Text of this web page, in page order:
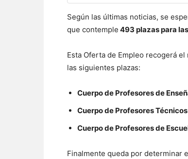
Según las últimas noticias, se
que contemple 493 plazas para
Esta Oferta de Empleo recogerá
las siguientes plazas:
Cuerpo de Profesores de
Cuerpo de Profesores
Cuerpo de Profesores de
Finalmente queda por determinar